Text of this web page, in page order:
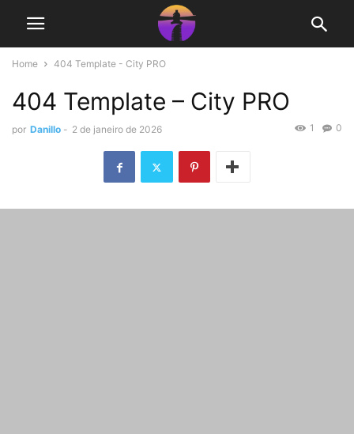
Home 404 Template - City PRO
404 Template – City PRO
por Danillo - 2 de janeiro de 2026 0
1